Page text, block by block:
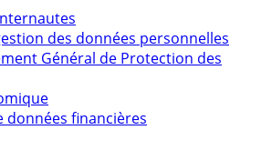
des placements
des données personnelles
Général de Protection des